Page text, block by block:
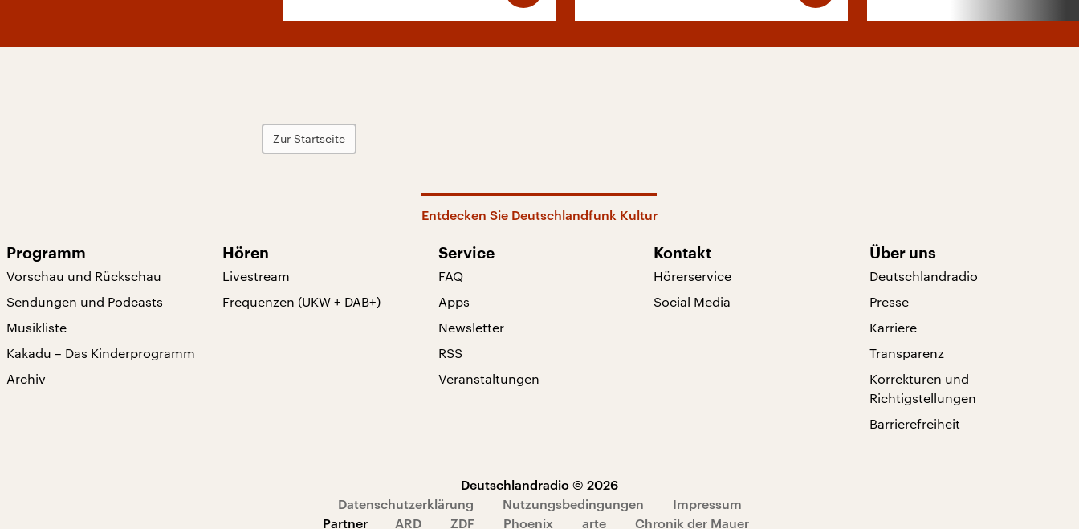
Zur Startseite
Entdecken Sie Deutschlandfunk Kultur
Programm
Vorschau und Rückschau
Sendungen und Podcasts
Musikliste
Kakadu – Das Kinderprogramm
Archiv
Hören
Livestream
Frequenzen (UKW + DAB+)
Service
FAQ
Apps
Newsletter
RSS
Veranstaltungen
Kontakt
Hörerservice
Social Media
Über uns
Deutschlandradio
Presse
Karriere
Transparenz
Korrekturen und
Richtigstellungen
Barrierefreiheit
Deutschlandradio © 2026
Datenschutzerklärung
Nutzungsbedingungen
Impressum
Partner
ARD ZDF Phoenix arte Chronik der Mauer